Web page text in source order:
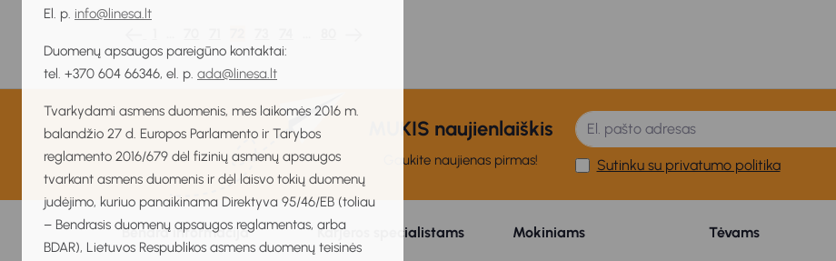
El. p. info@linesa.lt
Duomenų apsaugos pareigūno kontaktai:
tel. +370 604 66346, el. p. ada@linesa.lt
Tvarkydami asmens duomenis, mes laikomės 2016 m.
balandžio 27 d. Europos Parlamento ir Tarybos
reglamento 2016/679 dėl fizinių asmenų apsaugos
tvarkant asmens duomenis ir dėl laisvo tokių duomenų
judėjimo, kuriuo panaikinama Direktyva 95/46/EB (toliau
– Bendrasis duomenų apsaugos reglamentas, arba
BDAR), Lietuvos Respublikos asmens duomenų teisinės
MUKIS naujienlaiškis
Gaukite naujienas pirmas! Sutinku su privatumo politika
Bendra informacija Karjeros specialistams Mokiniams Tėvams